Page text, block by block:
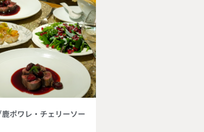
ポワレ・チェリーソー